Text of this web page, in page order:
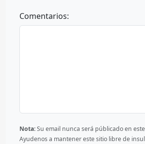
Comentarios:
Nota:Su email nunca será públicado en
Ayudenos a mantener este sitio libre de